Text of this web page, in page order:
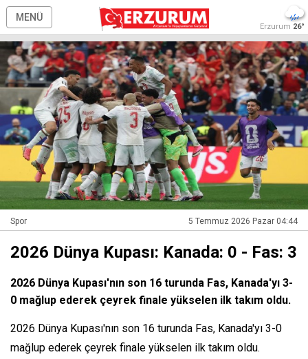
MENÜ
Erzurum 26°
Spor 5 Temmuz 2026 Pazar 04:44
2026 Dünya Kupası: Kanada: 0 - Fas: 3
2026 Dünya Kupası'nın son 16 turunda Fas, Kanada'yı 3-
0 mağlup ederek çeyrek finale yükselen ilk takım oldu.
2026 Dünya Kupası'nın son 16 turunda Fas, Kanada'yı 3-0
mağlup ederek çeyrek finale yükselen ilk takım oldu.